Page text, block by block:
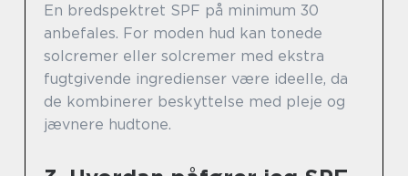
En bredspektret SPF på minimum 30
anbefales. For moden hud kan tonede
solcremer eller solcremer med ekstra
fugtgivende ingredienser være ideelle, da
de kombinerer beskyttelse med pleje og
jævnere hudtone.